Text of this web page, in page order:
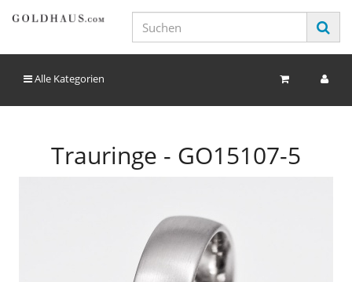
Alle Kategorien
Trauringe - GO15107-5